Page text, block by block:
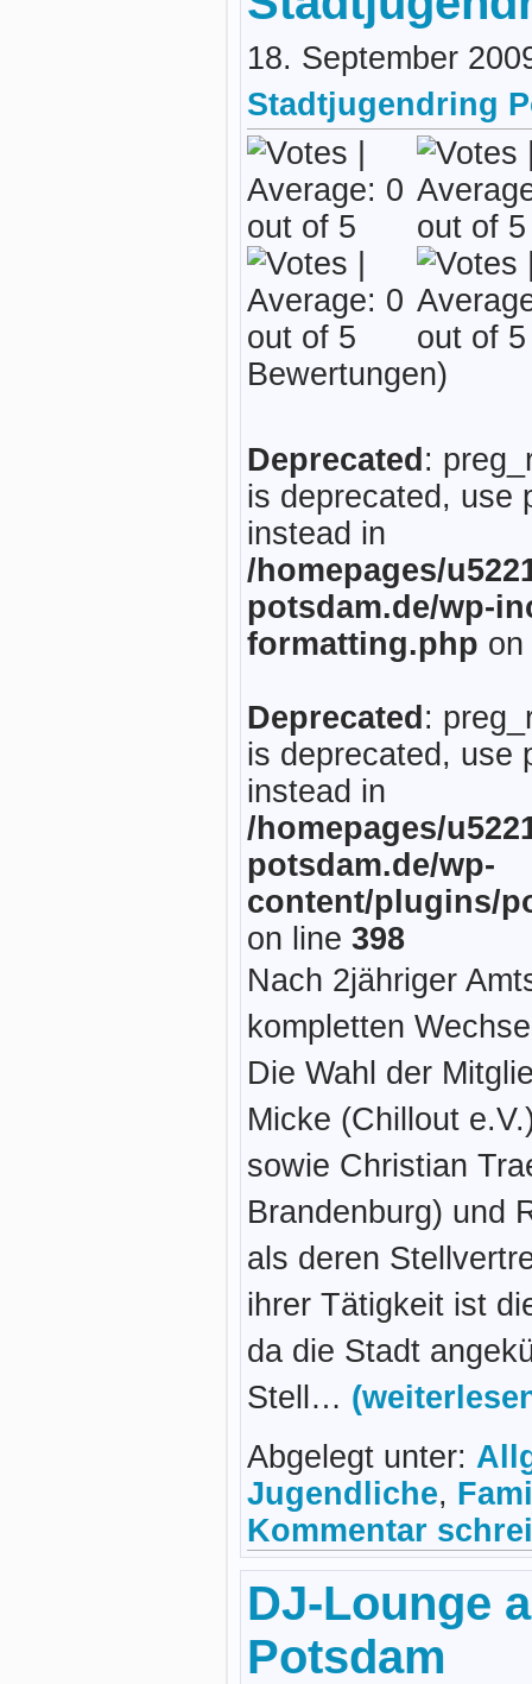
18. September
Stadtjugendring
Bewertungen)
Deprecated :
is deprecated, use
instead in
/homepages/
potsdam.de/wp-
formatting.php
Deprecated :
is deprecated, use
instead in
/homepages/
potsdam.de/wp-
content/plugins/
on line 398
Nach 2jähriger
kompletten
Die Wahl der
Micke (Chillout
sowie Christian
Brandenburg) und
als deren
ihrer Tätigkeit ist
da die Stadt
Stell…
Abgelegt unter:
Jugendliche,
Kommentar
DJ-Lounge
Potsdam